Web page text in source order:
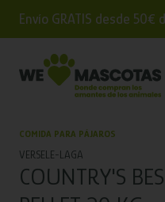
Envío GRATIS desde 50€
COMIDA PARA PÁJAROS
VERSELE-LAGA
COUNTRY'S